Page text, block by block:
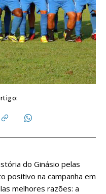
do Ginásio pelas
positivo na campanha em
melhores razões: a